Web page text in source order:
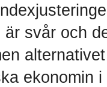
är svår och
ekonomin